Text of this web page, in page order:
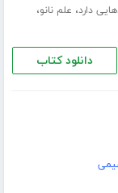
دارد، علم نانو،
دانلود کتاب